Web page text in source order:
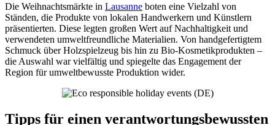
Die Weihnachtsmärkte in Lausanne boten eine Vielzahl von
Ständen, die Produkte von lokalen Handwerkern und Künstlern
präsentierten. Diese legten großen Wert auf Nachhaltigkeit und
verwendeten umweltfreundliche Materialien. Von handgefertigtem
Schmuck über Holzspielzeug bis hin zu Bio-Kosmetikprodukten –
die Auswahl war vielfältig und spiegelte das Engagement der
Region für umweltbewusste Produktion wider.
Tipps für einen verantwortungsbewussten